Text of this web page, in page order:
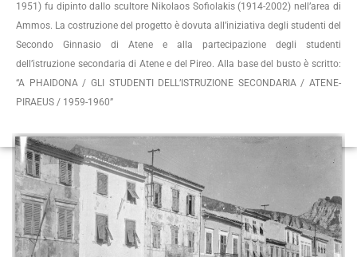
1951) fu dipinto dallo scultore Nikolaos Sofiolakis (1914-2002) nell’area di
Ammos. La costruzione del progetto è dovuta all’iniziativa degli studenti del
Secondo Ginnasio di Atene e alla partecipazione degli studenti
dell’istruzione secondaria di Atene e del Pireo. Alla base del busto è scritto:
“A PHAIDONA / GLI STUDENTI DELL’ISTRUZIONE SECONDARIA / ATENE-
PIRAEUS / 1959-1960”